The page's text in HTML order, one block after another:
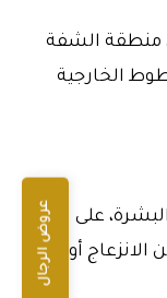
عروض الرجال
منطقة الشفة
الخارجية
على الرغم
أو لا